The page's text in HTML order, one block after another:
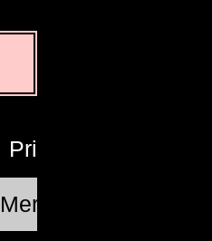
Primo quarto lunare
Mer, Ago 19 @